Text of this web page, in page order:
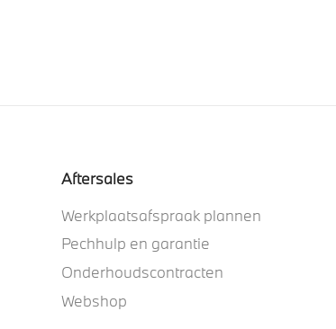
Aftersales
Werkplaatsafspraak plannen
Pechhulp en garantie
Onderhoudscontracten
Webshop